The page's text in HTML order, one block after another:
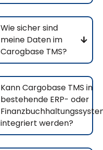
Wie sicher sind
meine Daten im
Carogbase TMS?
Kann Cargobase TMS in
bestehende ERP- oder
integriert werden?